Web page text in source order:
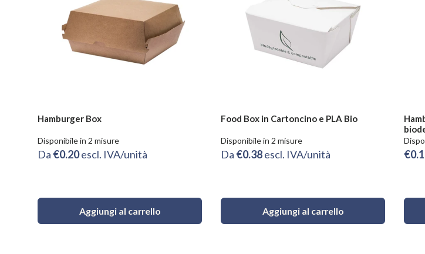
Hamburger Box
Disponibile in 2 misure
Da €0.20escl. IVA/unità
Aggiungi al carrello
Food Box in Cartoncino e PLA Bio
Disponibile in 2 misure
Da €0.38escl. IVA/unità
Aggiungi al carrello